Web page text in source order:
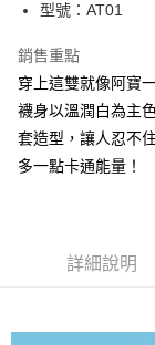
每筆NT$100，滿
7-11取貨付款
每筆NT$100，滿
付款後7-11取貨
每筆NT$100，滿
宅配-離島
型號：AT01
銷售重點
穿上這雙就像阿寶
襪身以溫潤白為主
套造型，讓人忍不
多一點卡通能量！
詳細說明